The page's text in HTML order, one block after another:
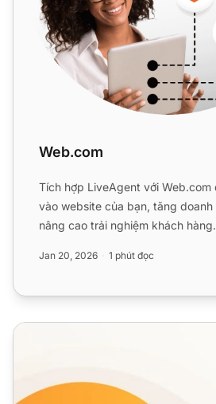
Web.com
Tích hợp LiveAgent với Web.com
vào website của bạn, tăng doanh
nâng cao trải nghiệm khách
Jan 20, 2026 1 phút đọc
Các Tính Năng Live Chat